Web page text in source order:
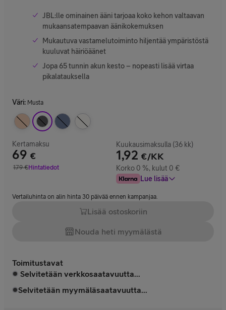
JBL:lle ominainen ääni tarjoaa koko kehon valtaavan
mukaansatempaavan äänikokemuksen
Mukautuva vastamelutoiminto hiljentää ympäristöstä
kuuluvat häiriöäänet
Jopa 65 tunnin akun kesto – nopeasti lisää virtaa
pikalatauksella
Väri: Musta
Kertamaksu
69 €
Hinta 69 €
179€
Vertailuhinta 179 €
Hintatiedot
Kuukausimaksulla (36 kk)
1,92 €/KK
Korko 0 %, kulut 0 €
Lue lisää
Vertailuhinta on alin hinta 30 päivää ennen kampanjaa.
Lisää ostoskoriin
Nouda heti myymälästä
Toimitustavat
Selvitetään verkkosaatavuutta...
Selvitetään myymäläsaatavuutta...